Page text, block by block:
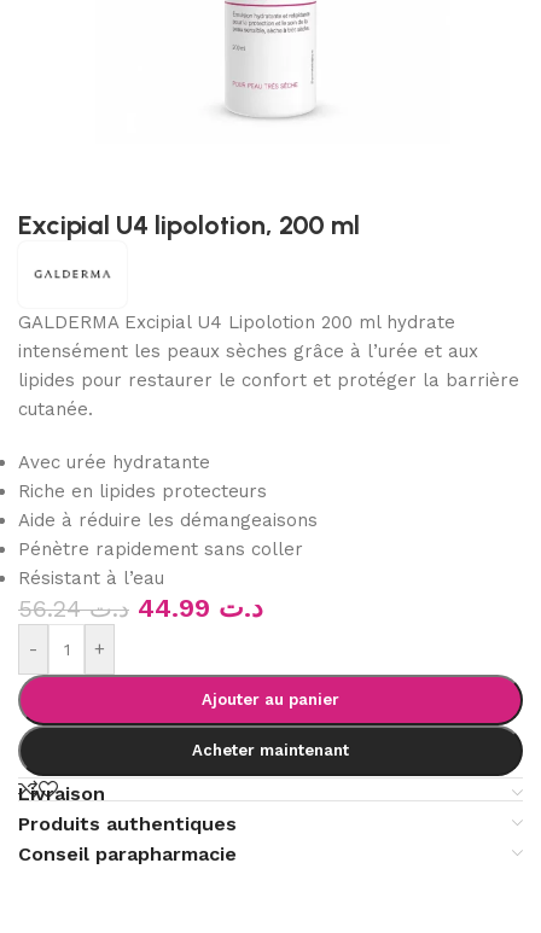
Excipial U4 lipolotion, 200 ml
GALDERMA Excipial U4 Lipolotion 200 ml hydrate
intensément les peaux sèches grâce à l’urée et aux
lipides pour restaurer le confort et protéger la barrière
cutanée.
Avec urée hydratante
Riche en lipides protecteurs
Aide à réduire les démangeaisons
Pénètre rapidement sans coller
Résistant à l’eau
د.ت56.24 د.ت
- +
Ajouter au panier
Acheter maintenant
Livraison
Produits authentiques
Conseil parapharmacie